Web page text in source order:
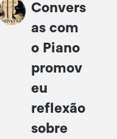
Convers
as com
o Piano
promov
eu
reflexão
sobre